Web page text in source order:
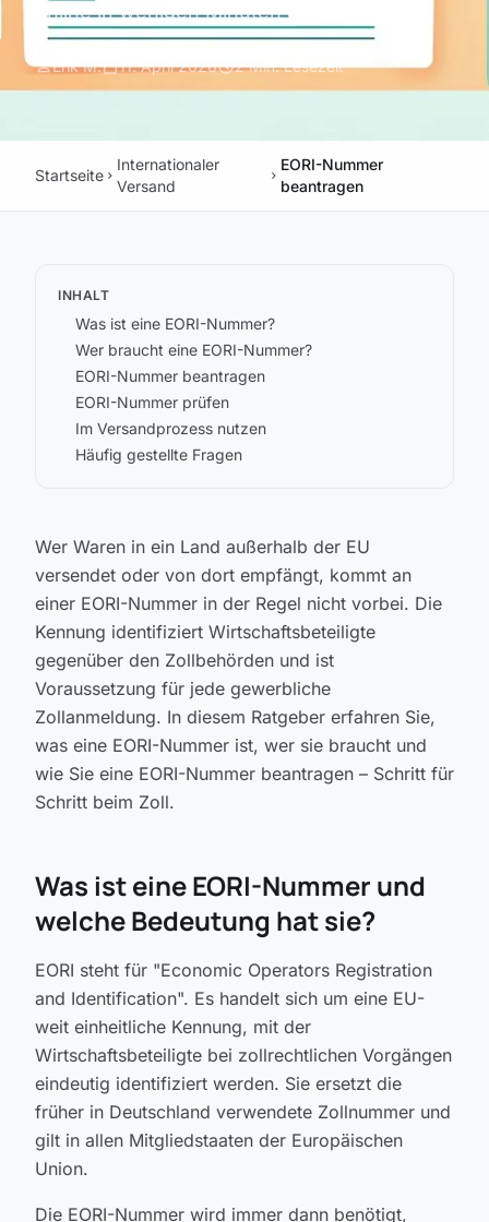
online in wenigen Minuten gestellt wird.
personErik M.calendar_today11. April 2026schedule2 Min. Lesezeit
Startseite chevron_right
Internationaler
Versand
chevron_right
EORI-Nummer
beantragen
INHALT
Was ist eine EORI-Nummer?
Wer braucht eine EORI-Nummer?
EORI-Nummer beantragen
EORI-Nummer prüfen
Im Versandprozess nutzen
Häufig gestellte Fragen
Wer Waren in ein Land außerhalb der EU
versendet oder von dort empfängt, kommt an
einer EORI-Nummer in der Regel nicht vorbei. Die
Kennung identifiziert Wirtschaftsbeteiligte
gegenüber den Zollbehörden und ist
Voraussetzung für jede gewerbliche
Zollanmeldung. In diesem Ratgeber erfahren Sie,
was eine EORI-Nummer ist, wer sie braucht und
wie Sie eine EORI-Nummer beantragen – Schritt für
Schritt beim Zoll.
Was ist eine EORI-Nummer und
welche Bedeutung hat sie?
EORI steht für "Economic Operators Registration
and Identification". Es handelt sich um eine EU-
weit einheitliche Kennung, mit der
Wirtschaftsbeteiligte bei zollrechtlichen Vorgängen
eindeutig identifiziert werden. Sie ersetzt die
früher in Deutschland verwendete Zollnummer und
gilt in allen Mitgliedstaaten der Europäischen
Union.
Die EORI-Nummer wird immer dann benötigt,